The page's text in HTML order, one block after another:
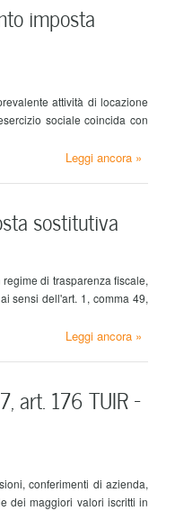
imposta
attività di locazione
sociale coincida con
Leggi ancora »
sostitutiva
di trasparenza fiscale,
sensi dell'art. 1, comma 49,
Leggi ancora »
art. 176 TUIR –
conferimenti di azienda,
dei maggiori valori iscritti in